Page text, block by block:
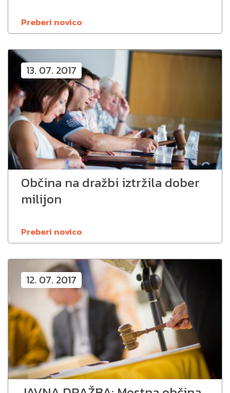
Preberi novico
13. 07. 2017
Občina na dražbi iztržila dober
milijon
Preberi novico
12. 07. 2017